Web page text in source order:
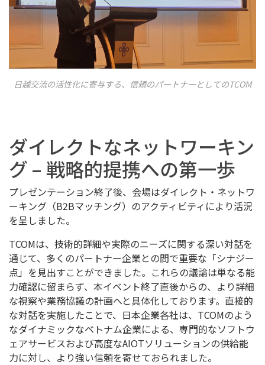
日越交流の活性化に寄与する、信頼のパートナーとしてのTCOM
ダイレクトなネットワーキン
グ – 戦略的提携への第一歩
プレゼンテーション終了後、会場はダイレクト・ネットワ
ーキング（B2Bマッチング）のアクティビティにより活況
を呈しました。
TCOMは、技術的詳細や実際のニーズに関する深い対話を
通じて、多くのパートナー企業との間で重要な「シナジー
点」を見出すことができました。これらの議論は単なる能
力確認に留まらず、本イベント終了直後からの、より詳細
な視察や業務協議の計画へと具体化しております。直接的
な対話を実施したことで、日本企業各社は、TCOMのよう
なダイナミックなベトナム企業による、専門的なソフトウ
ェアサービスおよび高度なAIOTソリューションの供給能
力に対し、より強い信頼を寄せておられました。